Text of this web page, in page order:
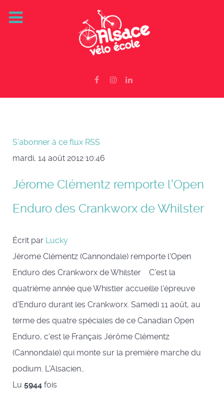
S'abonner à ce flux RSS
mardi, 14 août 2012 10:46
Jérome Clémentz remporte l'Open
Enduro des Crankworx de Whilster
Écrit par Lucky
Jérome Clémentz (Cannondale) remporte l'Open
Enduro des Crankworx de Whilster C'est la
quatrième année que Whistler accueille l'épreuve
d'Enduro durant les Crankworx. Samedi 11 août, au
terme des quatre spéciales de ce Canadian Open
Enduro, c'est le Français Jérôme Clémentz
(Cannondale) qui monte sur la première marche du
podium. L'Alsacien…
Lu 5944 fois